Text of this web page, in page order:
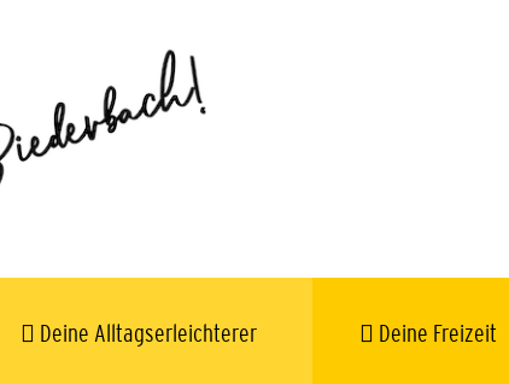
Deine Alltagserleichterer Deine Freizeit